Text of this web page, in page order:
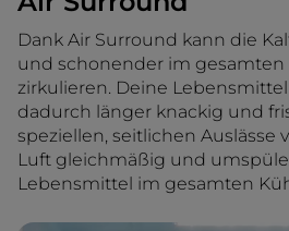
Dank Air Surround kann die
und schonender im gesamten
zirkulieren. Deine
dadurch länger knackig und
speziellen, seitlichen Auslässe
Luft gleichmäßig und
Lebensmittel im gesamten